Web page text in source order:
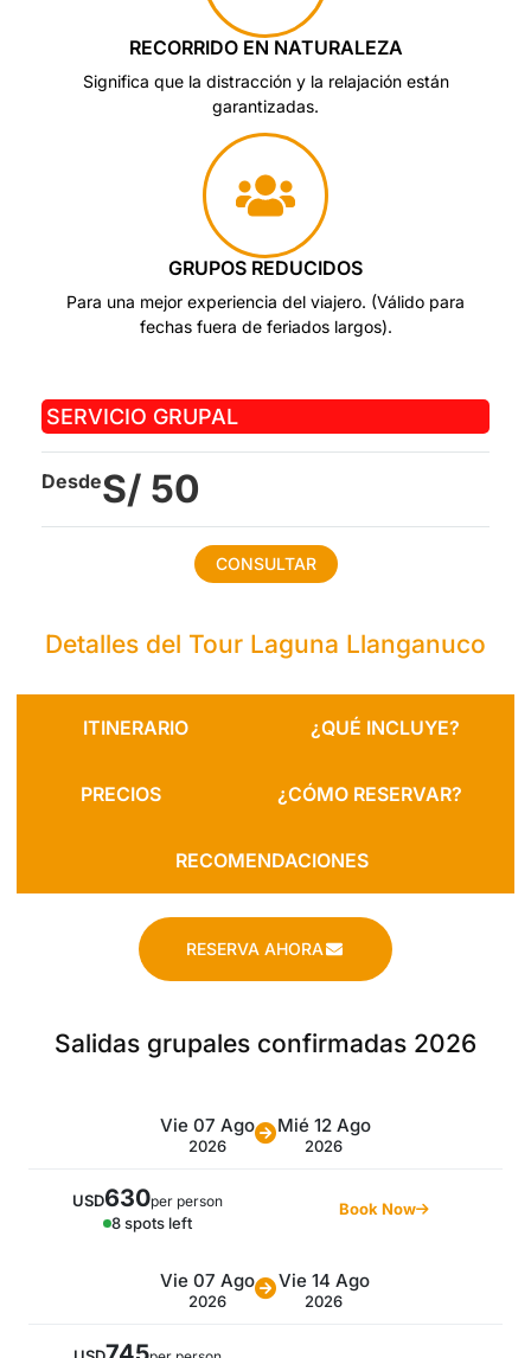
RECORRIDO EN NATURALEZA
Significa que la distracción y la relajación están
garantizadas.
GRUPOS REDUCIDOS
Para una mejor experiencia del viajero. (Válido para
fechas fuera de feriados largos).
SERVICIO GRUPAL
DesdeS/ 50
CONSULTAR
Detalles del Tour Laguna Llanganuco
ITINERARIO ¿QUÉ INCLUYE?
PRECIOS ¿CÓMO RESERVAR?
RECOMENDACIONES
RESERVA AHORA
Salidas grupales confirmadas 2026
Vie 07 Ago
2026
Mié 12 Ago
2026
USD630per person
8 spots left
Book Now
Vie 07 Ago
2026
Vie 14 Ago
2026